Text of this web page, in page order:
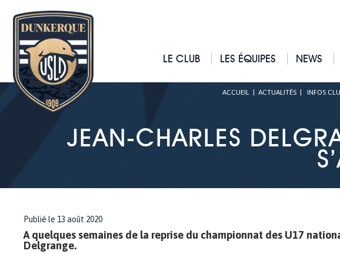
LE CLUB LES ÉQUIPES NEWS
ACCUEIL| ACTUALITÉS| INFOS
JEAN-CHARLES
Publié le 13 août 2020
A quelques semaines de la reprise du championnat des U17
Delgrange.